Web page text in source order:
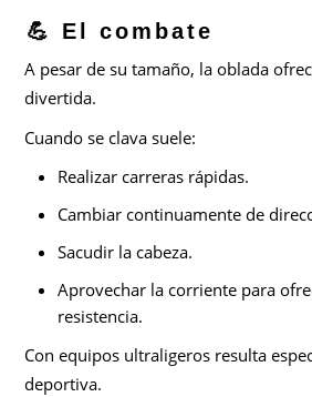
💪 El combate
A pesar de su tamaño, la oblada
divertida.
Cuando se clava suele:
Realizar carreras rápidas.
Cambiar continuamente de
Sacudir la cabeza.
Aprovechar la corriente para
resistencia.
Con equipos ultraligeros resulta
deportiva.